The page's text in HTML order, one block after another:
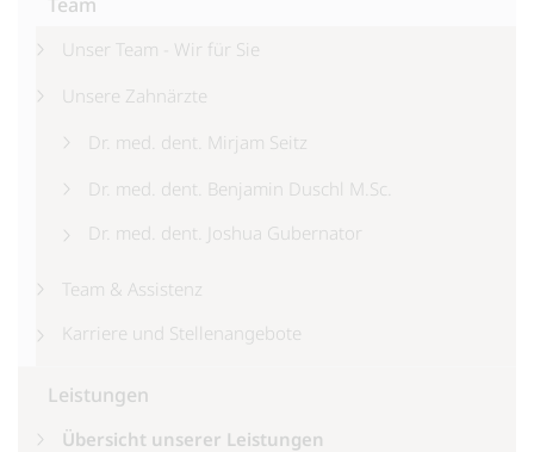
Unser Team - Wir für Sie
Unsere Zahnärzte
Dr. med. dent. Mirjam Seitz
Dr. med. dent. Benjamin Duschl M.Sc.
Dr. med. dent. Joshua Gubernator
Team & Assistenz
Karriere und Stellenangebote
Leistungen
Übersicht unserer Leistungen